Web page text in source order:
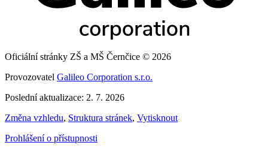
Oficiální stránky ZŠ a MŠ Černčice © 2026
Provozovatel Galileo Corporation s.r.o.
Poslední aktualizace: 2. 7. 2026
Změna vzhledu, Struktura stránek, Vytisknout
Prohlášení o přístupnosti